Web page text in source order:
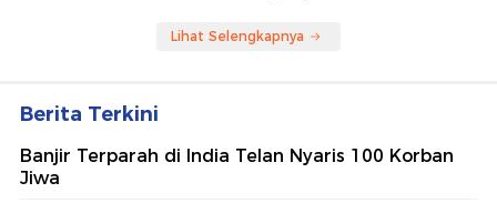
Lihat Selengkapnya
Berita Terkini
Banjir Terparah di India Telan Nyaris 100 Korban
Jiwa